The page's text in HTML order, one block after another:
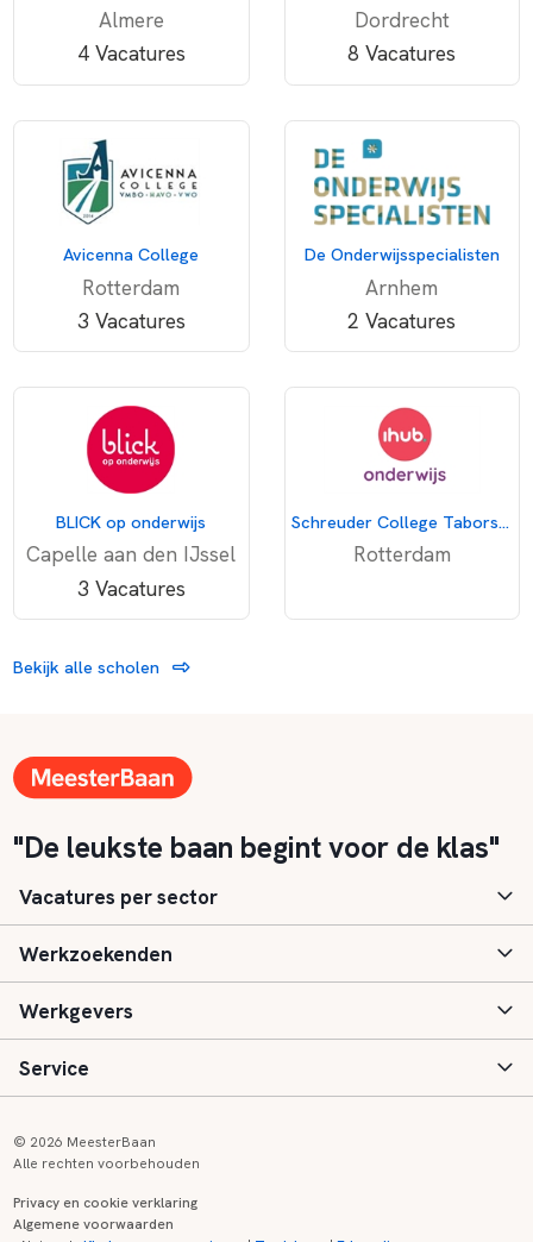
Almere
4 Vacatures
Dordrecht
8 Vacatures
Avicenna College
Rotterdam
3 Vacatures
De Onderwijsspecialisten
Arnhem
2 Vacatures
BLICK op onderwijs
Capelle aan den IJssel
3 Vacatures
Schreuder College Taborstraat
Rotterdam
Bekijk alle scholen
"De leukste baan begint voor de klas"
Vacatures per sector
Basisonderwijs
Speciaal (basis) onderwijs
Voortgezet onderwijs
Werkzoekenden
Aanmelden
Vacatures
Werkgevers
Inloggen
Service
© 2026 MeesterBaan
Alle rechten voorbehouden
Privacy en cookie verklaring
Algemene voorwaarden